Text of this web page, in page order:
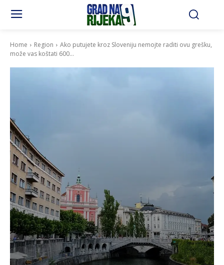
Home Region
Ako putujete kroz Sloveniju nemojte raditi ovu grešku,
može vas koštati 600...